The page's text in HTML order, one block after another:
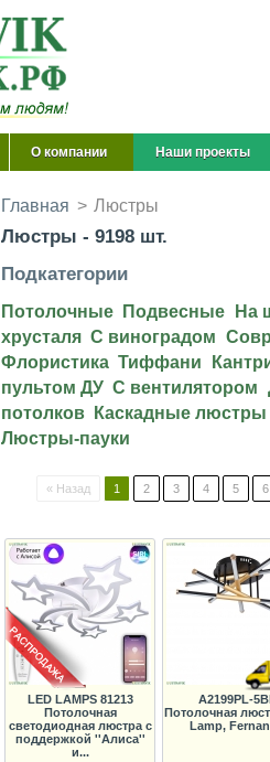
О компании Наши проекты
Главная > Люстры
Люстры - 9198 шт.
Подкатегории
Потолочные Подвесные
На
хрусталя С виноградом
Флористика Тиффани
пультом ДУ С вентилятором
потолков
Каскадные люстры
Люстры-пауки
« Назад 1 2 3 4 5 6
LED LAMPS 81213
Потолочная
светодиодная люстра с
поддержкой ''Алиса''
и...
A2199PL-
Потолочная
Lamp,